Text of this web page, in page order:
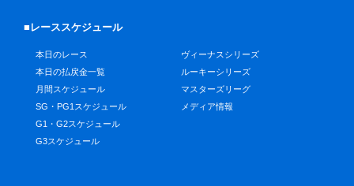
■レーススケジュール
本日のレース
本日の払戻金一覧
月間スケジュール
SG・PG1スケジュール
G1・G2スケジュール
G3スケジュール
ヴィーナスシリーズ
ルーキーシリーズ
マスターズリーグ
メディア情報